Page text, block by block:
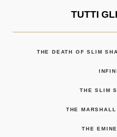
TUTTI
THE DEATH OF SLIM
THE SLIM
THE
THE